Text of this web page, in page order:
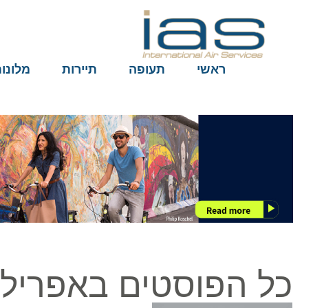
ראשי תעופה תיירות מלונות
כל הפוסטים באפריל ב10, 2026